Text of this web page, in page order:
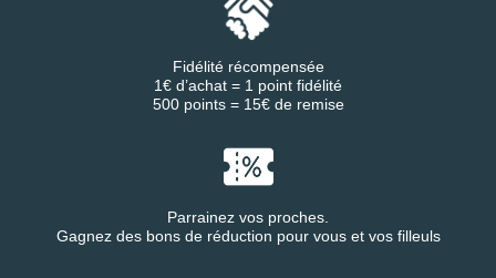
Fidélité récompensée
1€ d’achat = 1 point fidélité
500 points = 15€ de remise
Parrainez vos proches.
Gagnez des bons de réduction pour vous et vos filleuls